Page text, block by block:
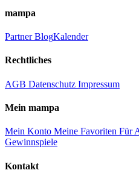
mampa
PartnerBlogKalender
Rechtliches
AGB Datenschutz Impressum
Mein mampa
Mein Konto Meine Favoriten Für
Gewinnspiele
Kontakt